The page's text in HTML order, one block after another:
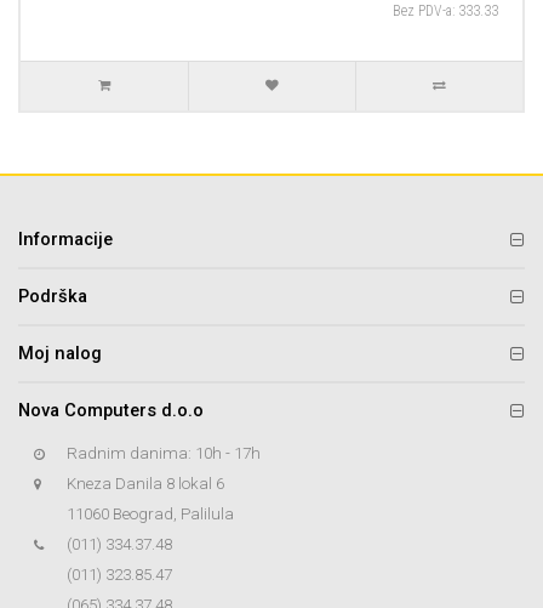
Bez PDV-a: 333.33
Informacije
Podrška
Moj nalog
Nova Computers d.o.o
Radnim danima: 10h - 17h
Kneza Danila 8 lokal 6
11060 Beograd, Palilula
(011) 334.37.48
(011) 323.85.47